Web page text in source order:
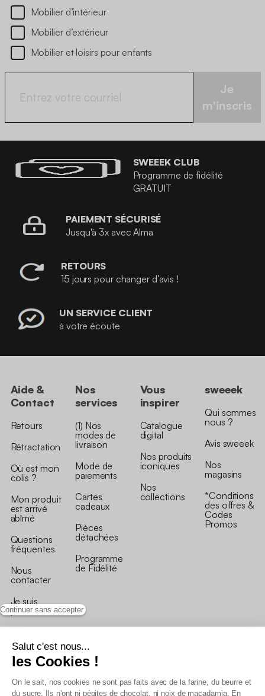
Continuer sans accepter
Salut c'est nous...
les Cookies !
On le sait, nos cookies ne sont pas faits avec de la farine, du beurre et
du sucre. Ils n’ont ni pépites de chocolat, ni noix de macadamia. En
Mobilier d’intérieur
Mobilier d’extérieur
Mobilier et loisirs pour enfants
Je
m'inscris
SWEEEK CLUB
Programme de fidélité
GRATUIT
PAIEMENT SÉCURISÉ
Jusqu'à 3x avec Alma
RETOURS
15 jours pour changer d’avis !
UN SERVICE CLIENT
à votre écoute
Aide &
Contact
Retours
Rétractation
Où est mon
colis ?
Mon produit
est arrivé
abîmé
Questions
fréquentes
Nous
contacter
Je suis
professionnel
Nos
services
(1) Nos
modes de
livraison
Mode de
paiements
Cartes
cadeaux
Pièces
détachées
Programme
de Fidélité
Vous
inspirer
Catalogue
digital
Nos produits
iconiques
Nos
collections
sweeek
Qui sommes
nous ?
Avis sweeek
Nos
magasins
*Conditions
des offres &
Codes
Promos
Conditions générales de vente